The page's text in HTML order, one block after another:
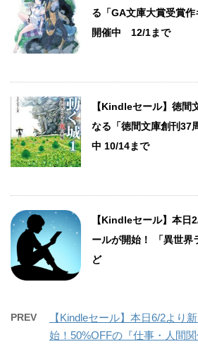
る「GA文庫大賞受賞
開催中 12/1まで
【Kindleセール】徳間
なる「徳間文庫創刊37
中 10/14まで
【Kindleセール】本日
ールが開始！ 「異世界
ど
PREV
【Kindleセール】本日6/2より
始！50%OFFの『仕事・人間